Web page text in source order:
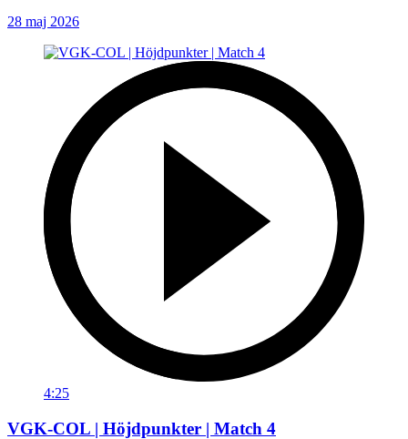
28 maj 2026
4:25
VGK-COL | Höjdpunkter | Match 4